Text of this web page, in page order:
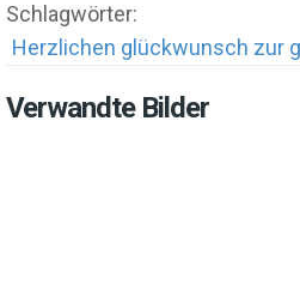
Schlagwörter:
Herzlichen glückwunsch zur
Verwandte Bilder